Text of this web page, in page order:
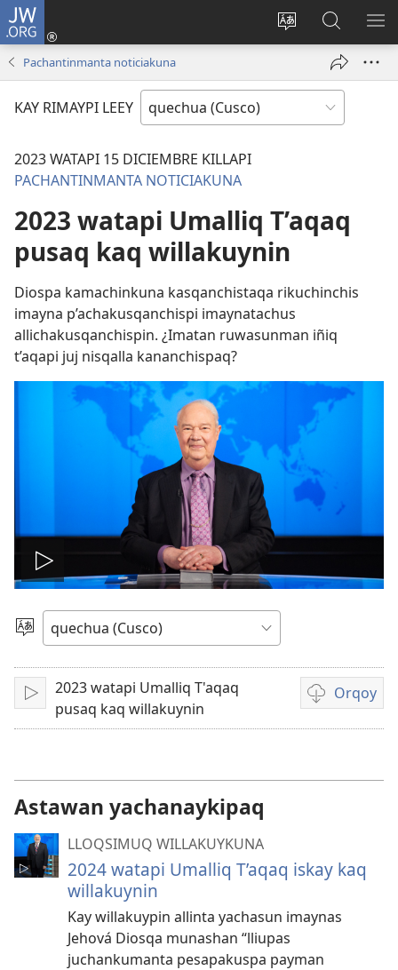
JW.ORG
Direccionpi
Sutiykiwan
jaykuy
nueva
JW.ORG
nisqapi
maskhay
Pachantinmanta noticiakuna
KAY RIMAYPI LEEY
2023 WATAPI 15 DICIEMBRE KILLAPI
PACHANTINMANTA NOTICIAKUNA
2023 watapi Umalliq T’aqaq
pusaq kaq willakuynin
Diospa kamachinkuna kasqanchistaqa rikuchinchis
imayna p’achakusqanchispi imaynatachus
allichakusqanchispin. ¿Imatan ruwasunman iñiq
t’aqapi juj nisqalla kananchispaq?
Reproducir
video
Rimasqayki
simita
akllanaykipaq
Qallariy
2023 watapi Umalliq T'aqaq
pusaq kaq willakuynin
Orqoy
Videopi
Astawan yachanaykipaq
LLOQSIMUQ WILLAKUYKUNA
2024 watapi Umalliq T’aqaq iskay kaq
willakuynin
Kay willakuypin allinta yachasun imaynas
Jehová Diosqa munashan “lliupas
juchankumanta pesapakuspa payman